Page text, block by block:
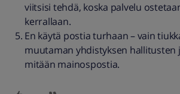
viitsisi tehdä, koska palvelu
kerrallaan.
En käytä postia turhaan – vain
muutaman yhdistyksen hallitusten
mitään mainospostia.